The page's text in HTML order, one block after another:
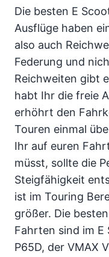
Die besten E
Ausflüge haben
also auch
Federung und
Reichweiten gibt
habt Ihr die freie
erhöhrt den
Touren einmal
Ihr auf euren
müsst, sollte die
Steigfähigkeit
ist im Touring
größer. Die
Fahrten sind im
P65D, der VMAX